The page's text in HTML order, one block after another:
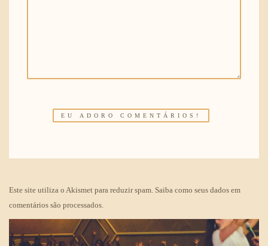
Este site utiliza o Akismet para reduzir spam. Saiba como seus dados em
comentários são processados.